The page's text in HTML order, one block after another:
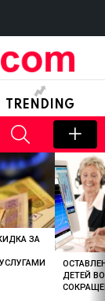
TRENDING
FOLLOW
US
ЗА
ДЕТЕЙ